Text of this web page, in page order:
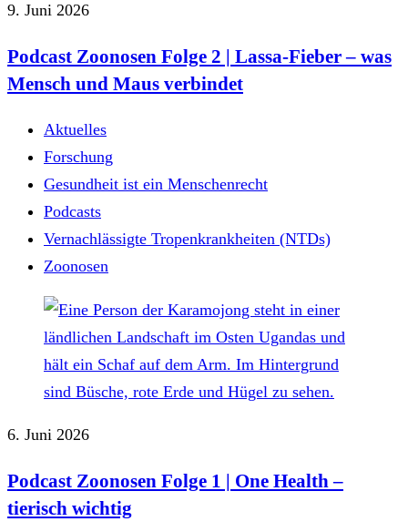
9. Juni 2026
Podcast Zoonosen Folge 2 | Lassa-Fieber – was
Mensch und Maus verbindet
Aktuelles
Forschung
Gesundheit ist ein Menschenrecht
Podcasts
Vernachlässigte Tropenkrankheiten (NTDs)
Zoonosen
6. Juni 2026
Podcast Zoonosen Folge 1 | One Health –
tierisch wichtig